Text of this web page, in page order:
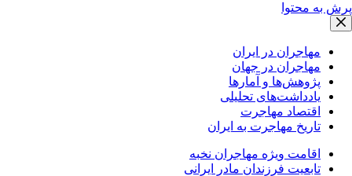
پرش به محتوا
مهاجران در ایران
مهاجران در جهان
پژوهش‌ها و آمارها
یادداشت‌های تحلیلی
اقتصاد مهاجرت
تاریخ مهاجرت به ایران
اقامت ویژه مهاجران نخبه
تابعیت فرزندان مادر ایرانی